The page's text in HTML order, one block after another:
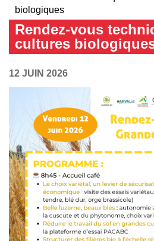
biologiques
Rendez-vous
cultures
12 JUIN 2026